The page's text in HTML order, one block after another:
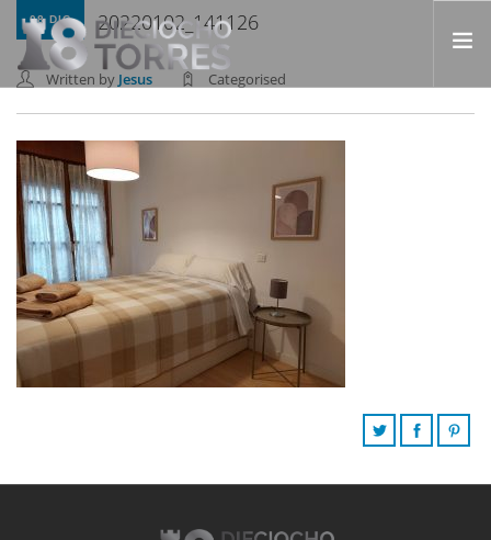
NOSOTROS
APARTAMENTOS
FAQ
BLOG
CONTACTO
08 DIC 20220102_141126
Written by Jesus Categorised